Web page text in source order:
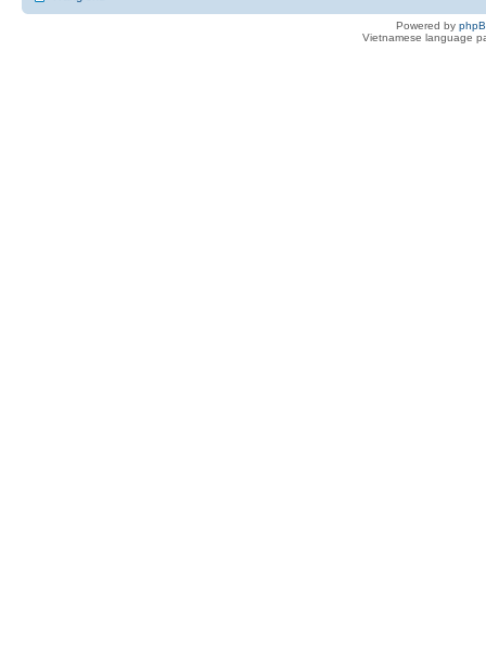
Powered by
Vietnamese language